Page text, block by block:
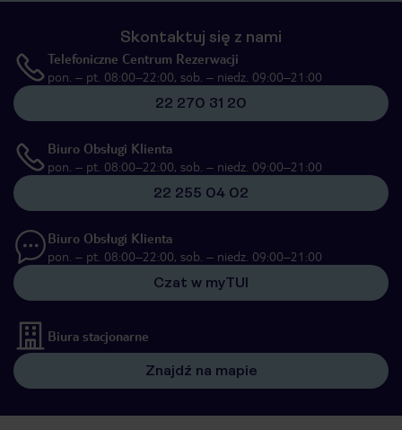
Skontaktuj się z nami
Telefoniczne Centrum Rezerwacji
pon. – pt. 08:00–22:00, sob. – niedz. 09:00–21:00
22 270 31 20
Biuro Obsługi Klienta
pon. – pt. 08:00–22:00, sob. – niedz. 09:00–21:00
22 255 04 02
Biuro Obsługi Klienta
pon. – pt. 08:00–22:00, sob. – niedz. 09:00–21:00
Czat w myTUI
Biura stacjonarne
Znajdź na mapie